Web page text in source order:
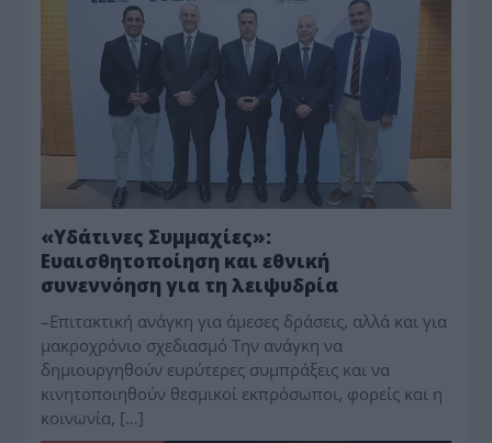
«Υδάτινες Συμμαχίες»:
Ευαισθητοποίηση και εθνική
συνεννόηση για τη λειψυδρία
–Επιτακτική ανάγκη για άμεσες δράσεις, αλλά και για
μακροχρόνιο σχεδιασμό Την ανάγκη να
δημιουργηθούν ευρύτερες συμπράξεις και να
κινητοποιηθούν θεσμικοί εκπρόσωποι, φορείς και η
κοινωνία, […]